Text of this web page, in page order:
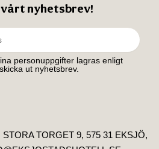
TORGET 9, 575 31 EKSJÖ,
nyhetsbrev!
personuppgifter lagras enligt
ut nyhetsbrev.